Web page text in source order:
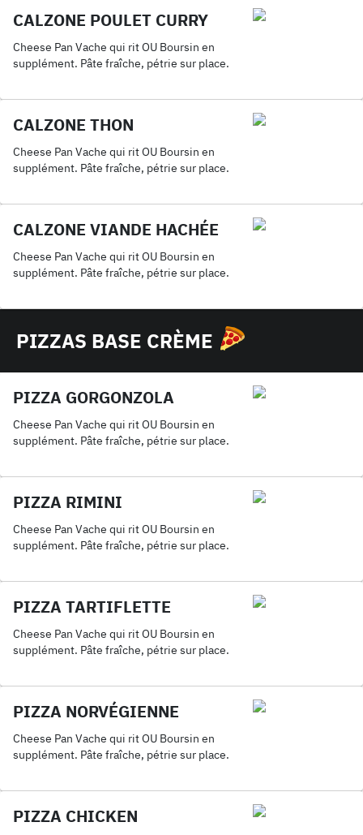
CALZONE POULET CURRY
Cheese Pan Vache qui rit OU Boursin en
supplément. Pâte fraîche, pétrie sur place.
CALZONE THON
Cheese Pan Vache qui rit OU Boursin en
supplément. Pâte fraîche, pétrie sur place.
CALZONE VIANDE HACHÉE
Cheese Pan Vache qui rit OU Boursin en
supplément. Pâte fraîche, pétrie sur place.
PIZZAS BASE CRÈME
PIZZA GORGONZOLA
Cheese Pan Vache qui rit OU Boursin en
supplément. Pâte fraîche, pétrie sur place.
PIZZA RIMINI
Cheese Pan Vache qui rit OU Boursin en
supplément. Pâte fraîche, pétrie sur place.
PIZZA TARTIFLETTE
Cheese Pan Vache qui rit OU Boursin en
supplément. Pâte fraîche, pétrie sur place.
PIZZA NORVÉGIENNE
Cheese Pan Vache qui rit OU Boursin en
supplément. Pâte fraîche, pétrie sur place.
PIZZA CHICKEN